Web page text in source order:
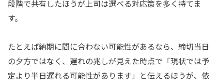
段階で共有したほうが上司は選べる対応策を多く持てま
す。
たとえば納期に間に合わない可能性があるなら、締切当日
の夕方ではなく、遅れの兆しが見えた時点で「現状では予
定より半日遅れる可能性があります」と伝えるほうが、依